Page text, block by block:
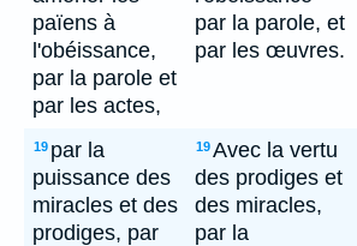
païens à
l'obéissance,
par la parole et
par les actes,
par la parole, et
par les œuvres.
19 par la
puissance des
miracles et des
prodiges, par
19Avec la vertu
des prodiges et
des miracles,
par la